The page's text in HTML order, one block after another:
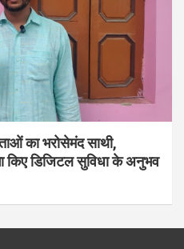
का भरोसेमंद साथी,
डिजिटल सुविधा के अनुभव